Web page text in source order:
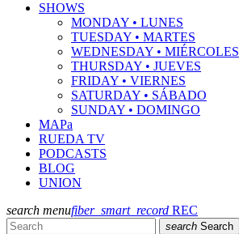
SHOWS
MONDAY • LUNES
TUESDAY • MARTES
WEDNESDAY • MIÉRCOLES
THURSDAY • JUEVES
FRIDAY • VIERNES
SATURDAY • SÁBADO
SUNDAY • DOMINGO
MAPa
RUEDA TV
PODCASTS
BLOG
UNION
search menufiber_smart_record REC
search Search